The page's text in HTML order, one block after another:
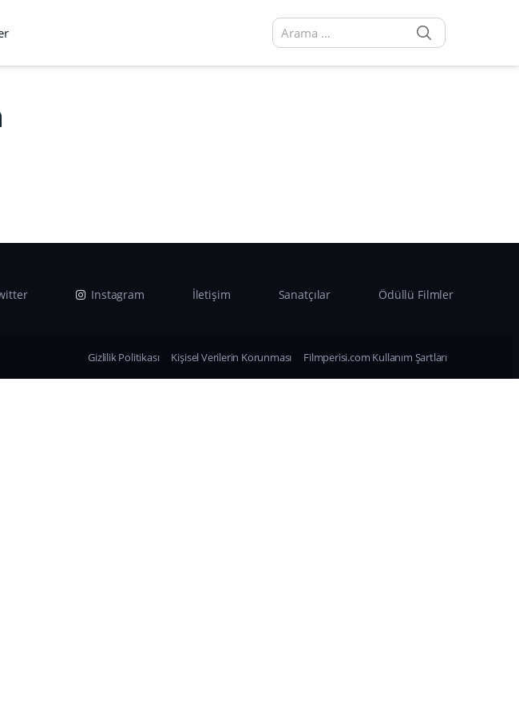
Arama sonuçları:
Instagram İletişim Sanatçılar Ödüllü Filmler
Gizlilik Politikası Kişisel Verilerin Korunması Filmperisi.com Kullanım Şartları